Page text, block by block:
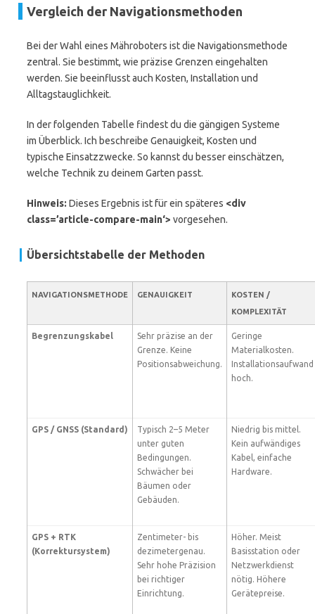
Vergleich der Navigationsmethoden
Bei der Wahl eines Mähroboters ist die Navigationsmethode
zentral. Sie bestimmt, wie präzise Grenzen eingehalten
werden. Sie beeinflusst auch Kosten, Installation und
Alltagstauglichkeit.
In der folgenden Tabelle findest du die gängigen Systeme
im Überblick. Ich beschreibe Genauigkeit, Kosten und
typische Einsatzzwecke. So kannst du besser einschätzen,
welche Technik zu deinem Garten passt.
Hinweis: Dieses Ergebnis ist für ein späteres <div
class=’article-compare-main‘> vorgesehen.
Übersichtstabelle der Methoden
NAVIGATIONSMETHODE GENAUIGKEIT
KOSTEN /
KOMPLEXITÄT
Begrenzungskabel
Sehr präzise an der
Grenze. Keine
Positionsabweichung.
Geringe
Materialkosten.
Installationsaufwand
hoch.
GPS / GNSS (Standard)
Typisch 2–5 Meter
unter guten
Bedingungen.
Schwächer bei
Bäumen oder
Gebäuden.
Niedrig bis mittel.
Kein aufwändiges
Kabel, einfache
Hardware.
GPS + RTK
(Korrektursystem)
Zentimeter- bis
dezimetergenau.
Sehr hohe Präzision
bei richtiger
Einrichtung.
Höher. Meist
Basisstation oder
Netzwerkdienst
nötig. Höhere
Gerätepreise.